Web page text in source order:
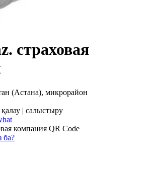
страховая
(Астана), микрорайон
қалау | салыстыру
ба?